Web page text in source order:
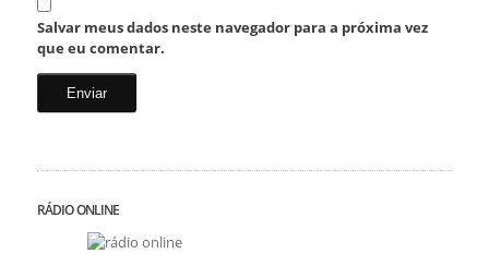
Salvar meus dados neste navegador para a próxima vez
que eu comentar.
RÁDIO ONLINE